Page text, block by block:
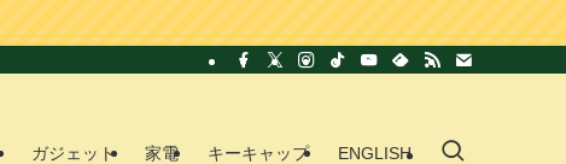
ガジェット 家電 キーキャップ ENGLISH